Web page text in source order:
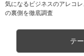
気になるビジネスのアレコレ
の裏側を徹底調査
テ